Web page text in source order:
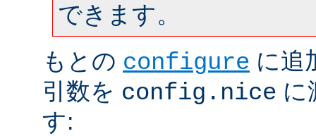
できます。
もとの configure に追
引数を config.nice に
す: